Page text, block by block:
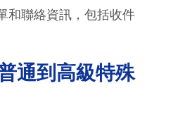
和聯絡資訊，包括收件
通到高級特殊